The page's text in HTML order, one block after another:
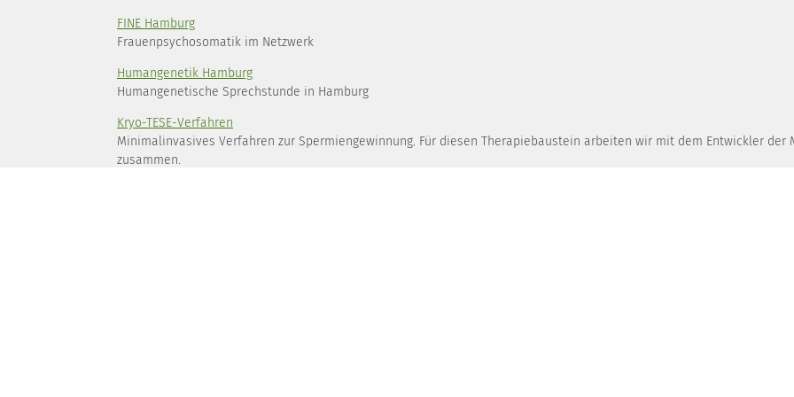
FINE Hamburg
Frauenpsychosomatik im Netzwerk
Humangenetik Hamburg
Humangenetische Sprechstunde in Hamburg
Kryo-TESE-Verfahren
Minimalinvasives Verfahren zur Spermiengewinnung. Für diesen Therapiebaustein arbeiten wir mit dem Entwickler der
zusammen.